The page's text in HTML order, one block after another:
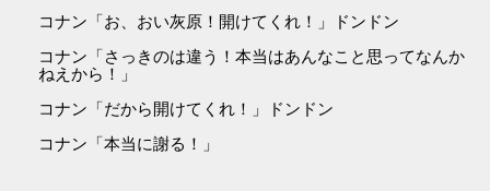
コナン「お、おい灰原！開けてくれ！」ドンドン
コナン「さっきのは違う！本当はあんなこと思ってなんか
ねえから！」
コナン「だから開けてくれ！」ドンドン
コナン「本当に謝る！」